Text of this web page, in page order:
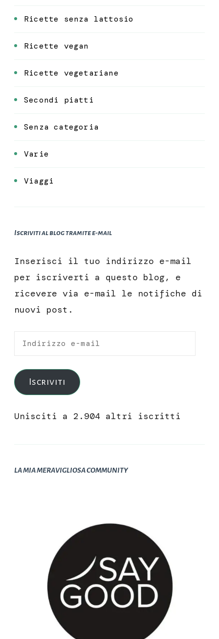
Ricette senza lattosio
Ricette vegan
Ricette vegetariane
Secondi piatti
Senza categoria
Varie
Viaggi
Iscriviti al blog tramite e-mail
Inserisci il tuo indirizzo e-mail
per iscriverti a questo blog, e
ricevere via e-mail le notifiche di
nuovi post.
Indirizzo
mail
Iscriviti
Unisciti a 2.904 altri iscritti
LA MIA MERAVIGLIOSA COMMUNITY